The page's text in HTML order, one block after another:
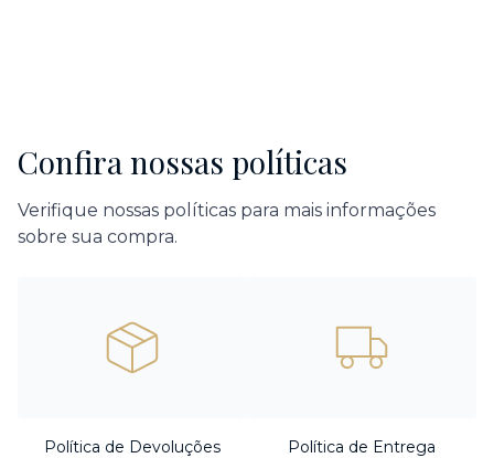
Confira nossas políticas
Verifique nossas políticas para mais informações
sobre sua compra.
Política de Devoluções Política de Entrega